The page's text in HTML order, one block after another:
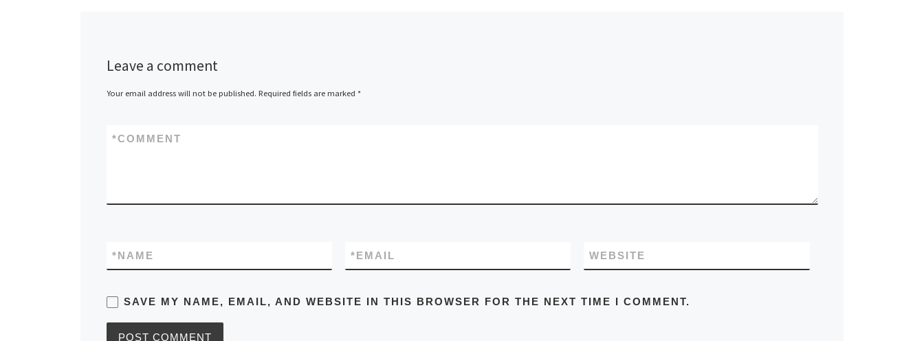
Leave a comment
Your email address will not be published. Required fields are marked *
COMMENT
*
NAME
* EMAIL
* WEBSITE
SAVE MY NAME, EMAIL, AND WEBSITE IN THIS BROWSER FOR THE NEXT TIME I COMMENT.